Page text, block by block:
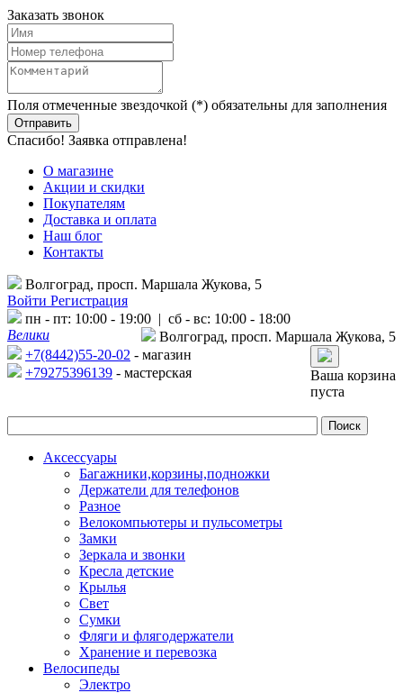
Заказать звонок
Поля отмеченные звездочкой (*) обязательны для заполнения
Спасибо! Заявка отправлена!
О магазине
Акции и скидки
Покупателям
Доставка и оплата
Наш блог
Контакты
Волгоград, просп. Маршала Жукова, 5
Войти Регистрация
пн - пт: 10:00 - 19:00 | сб - вс: 10:00 - 18:00
Велики
Волгоград, просп. Маршала Жукова, 5
+7(8442)55-20-02 - магазин
+79275396139 - мастерская
Ваша корзина
пуста
Аксессуары
Багажники,корзины,подножки
Держатели для телефонов
Разное
Велокомпьютеры и пульсометры
Замки
Зеркала и звонки
Кресла детские
Крылья
Свет
Сумки
Фляги и флягодержатели
Хранение и перевозка
Велосипеды
Электро